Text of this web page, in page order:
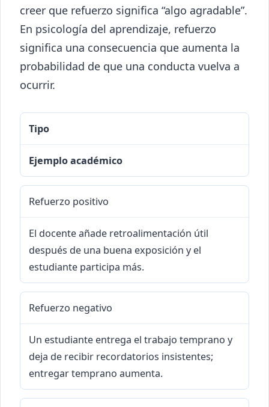
creer que refuerzo significa “algo agradable”.
En psicología del aprendizaje, refuerzo
significa una consecuencia que aumenta la
probabilidad de que una conducta vuelva a
ocurrir.
Tipo
Ejemplo académico
Refuerzo positivo
El docente añade retroalimentación útil
después de una buena exposición y el
estudiante participa más.
Refuerzo negativo
Un estudiante entrega el trabajo temprano y
deja de recibir recordatorios insistentes;
entregar temprano aumenta.